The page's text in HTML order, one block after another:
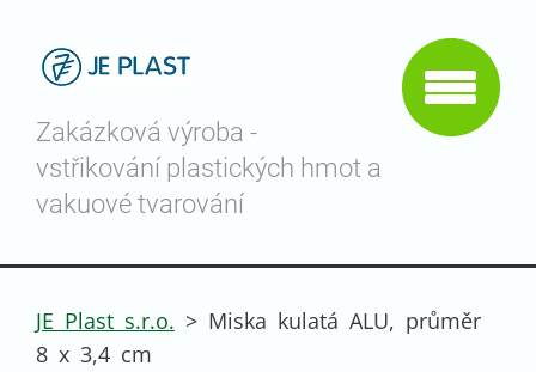
Zakázková výroba -
vstřikování plastických hmot a
vakuové tvarování
JE Plast s.r.o. > Miska kulatá ALU, průměr
8 x 3,4 cm